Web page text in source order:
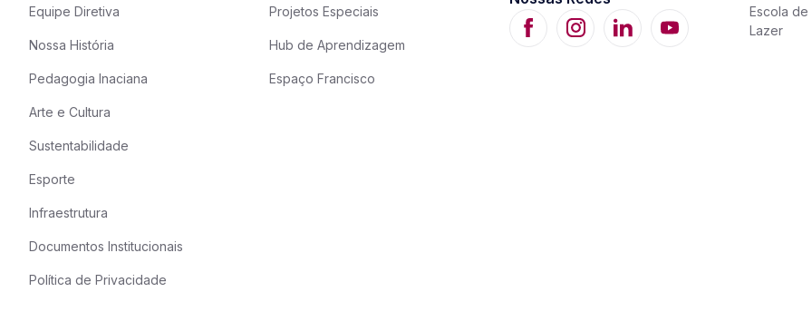
Equipe Diretiva
Nossa História
Pedagogia Inaciana
Arte e Cultura
Sustentabilidade
Esporte
Infraestrutura
Documentos Institucionais
Política de Privacidade
Projetos Especiais
Hub de Aprendizagem
Espaço Francisco
Escola de
Lazer